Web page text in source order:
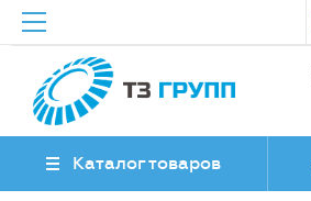
Каталог товаров